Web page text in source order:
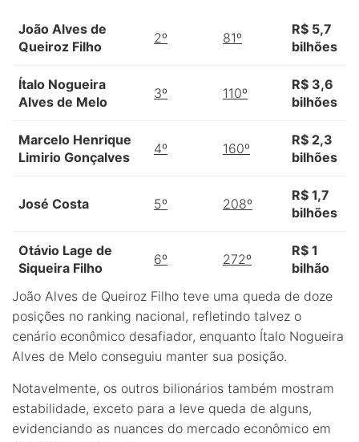
João Alves de
Queiroz Filho
2º 81º
R$ 5,7
bilhões
Ítalo Nogueira
Alves de Melo
3º 110º
R$ 3,6
bilhões
Marcelo Henrique
Limirio Gonçalves
4º 160º
R$ 2,3
bilhões
José Costa 5º 208º
R$ 1,7
bilhões
Otávio Lage de
Siqueira Filho
6º 272º
R$ 1
bilhão
João Alves de Queiroz Filho teve uma queda de doze
posições no ranking nacional, refletindo talvez o
cenário econômico desafiador, enquanto Ítalo Nogueira
Alves de Melo conseguiu manter sua posição.
Notavelmente, os outros bilionários também mostram
estabilidade, exceto para a leve queda de alguns,
evidenciando as nuances do mercado econômico em